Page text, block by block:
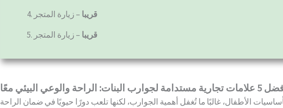
4.
قريبا – زيارة المتجر
5.
قريبا – زيارة المتجر
مستدامة لجوارب البنات: الراحة والوعي البيئي معًا
الأطفال، غالبًا ما تُغفل أهمية الجوارب، لكنها تلعب دورًا حيويًا في ضمان الراحة